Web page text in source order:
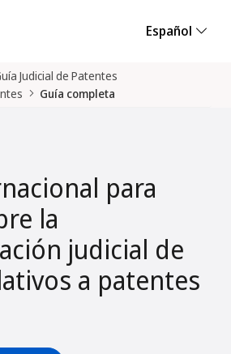
Español
Judicial de Patentes
Guía completa
para
la
judicial de
a patentes